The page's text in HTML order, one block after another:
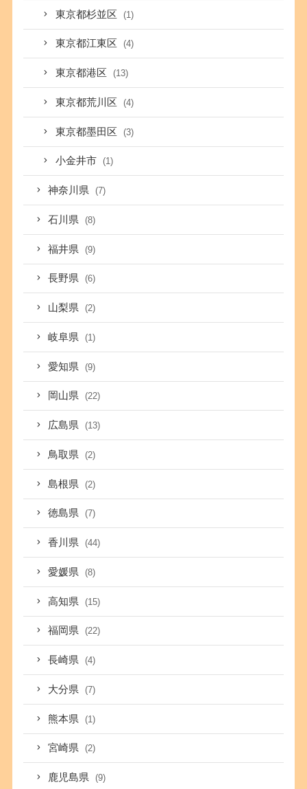
東京都杉並区 (1)
東京都江東区 (4)
東京都港区 (13)
東京都荒川区 (4)
東京都墨田区 (3)
小金井市 (1)
神奈川県 (7)
石川県 (8)
福井県 (9)
長野県 (6)
山梨県 (2)
岐阜県 (1)
愛知県 (9)
岡山県 (22)
広島県 (13)
鳥取県 (2)
島根県 (2)
徳島県 (7)
香川県 (44)
愛媛県 (8)
高知県 (15)
福岡県 (22)
長崎県 (4)
大分県 (7)
熊本県 (1)
宮崎県 (2)
鹿児島県 (9)